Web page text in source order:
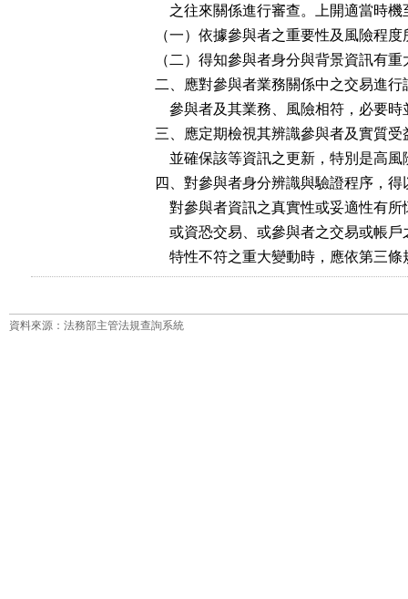
之往來關係進行審查。上開適當時
（一）依據參與者之重要性及風險程
（二）得知參與者身分與背景資訊有
二、應對參與者業務關係中之交易進
參與者及其業務、風險相符，必要
三、應定期檢視其辨識參與者及實質
並確保該等資訊之更新，特別是高
四、對參與者身分辨識與驗證程序，
對參與者資訊之真實性或妥適性有
或資恐交易、或參與者之交易或帳
特性不符之重大變動時，應依第三
資料來源：法務部主管法規查詢系統